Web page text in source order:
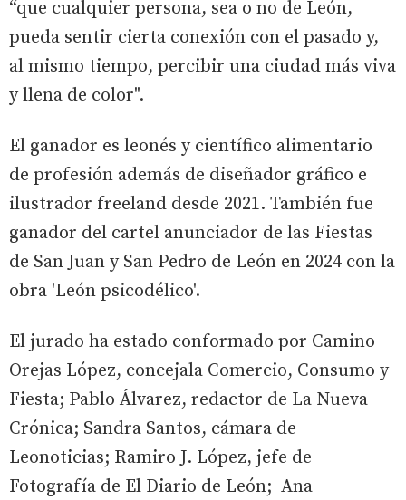
“que cualquier persona, sea o no de León,
pueda sentir cierta conexión con el pasado y,
al mismo tiempo, percibir una ciudad más viva
y llena de color".
El ganador es leonés y científico alimentario
de profesión además de diseñador gráfico e
ilustrador freeland desde 2021. También fue
ganador del cartel anunciador de las Fiestas
de San Juan y San Pedro de León en 2024 con la
obra 'León psicodélico'.
El jurado ha estado conformado por Camino
Orejas López, concejala Comercio, Consumo y
Fiesta; Pablo Álvarez, redactor de La Nueva
Crónica; Sandra Santos, cámara de
Leonoticias; Ramiro J. López, jefe de
Fotografía de El Diario de León; Ana